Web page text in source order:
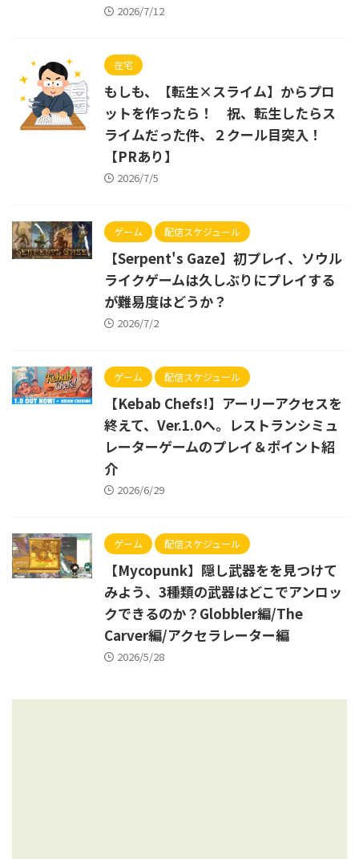
2026/7/12
在宅
もしも、【転生×スライム】からプロ
ットを作ったら！ 祝、転生したらス
ライムだった件、２クール目突入！
【PRあり】
2026/7/5
ゲーム 配信スケジュール
【Serpent's Gaze】初プレイ、ソウル
ライクゲームは久しぶりにプレイする
が難易度はどうか？
2026/7/2
ゲーム 配信スケジュール
【Kebab Chefs!】アーリーアクセスを
終えて、Ver.1.0へ。レストランシミュ
レーターゲームのプレイ＆ポイント紹
介
2026/6/29
ゲーム 配信スケジュール
【Mycopunk】隠し武器をを見つけて
みよう、3種類の武器はどこでアンロッ
クできるのか？Globbler編/The
Carver編/アクセラレーター編
2026/5/28